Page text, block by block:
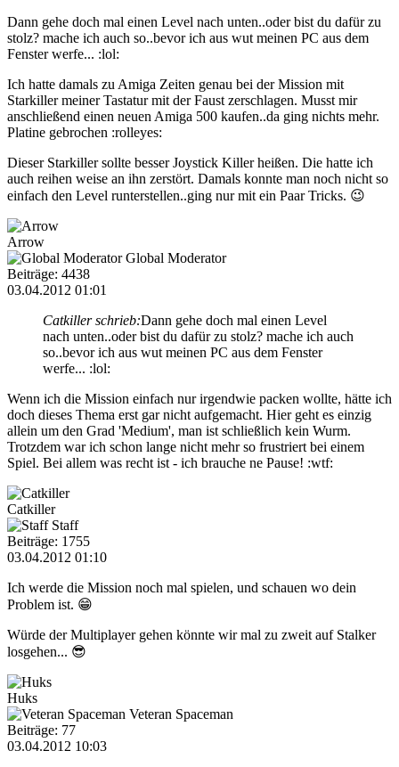
Dann gehe doch mal einen Level nach unten..oder bist du dafür zu
stolz? mache ich auch so..bevor ich aus wut meinen PC aus dem
Fenster werfe... :lol:
Ich hatte damals zu Amiga Zeiten genau bei der Mission mit
Starkiller meiner Tastatur mit der Faust zerschlagen. Musst mir
anschließend einen neuen Amiga 500 kaufen..da ging nichts mehr.
Platine gebrochen :rolleyes:
Dieser Starkiller sollte besser Joystick Killer heißen. Die hatte ich
auch reihen weise an ihn zerstört. Damals konnte man noch nicht so
einfach den Level runterstellen..ging nur mit ein Paar Tricks. 😉
Arrow
Global Moderator
Beiträge: 4438
03.04.2012 01:01
Catkiller schrieb:Dann gehe doch mal einen Level
nach unten..oder bist du dafür zu stolz? mache ich auch
so..bevor ich aus wut meinen PC aus dem Fenster
werfe... :lol:
Wenn ich die Mission einfach nur irgendwie packen wollte, hätte ich
doch dieses Thema erst gar nicht aufgemacht. Hier geht es einzig
allein um den Grad 'Medium', man ist schließlich kein Wurm.
Trotzdem war ich schon lange nicht mehr so frustriert bei einem
Spiel. Bei allem was recht ist - ich brauche ne Pause! :wtf:
Catkiller
Staff
Beiträge: 1755
03.04.2012 01:10
Ich werde die Mission noch mal spielen, und schauen wo dein
Problem ist. 😁
Würde der Multiplayer gehen könnte wir mal zu zweit auf Stalker
losgehen... 😎
Huks
Veteran Spaceman
Beiträge: 77
03.04.2012 10:03